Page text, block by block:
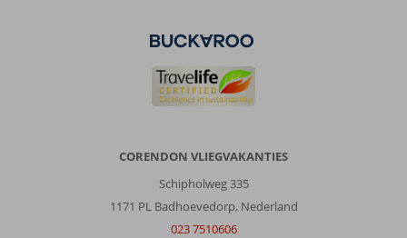
CORENDON VLIEGVAKANTIES
Schipholweg 335
1171 PL Badhoevedorp, Nederland
023 7510606